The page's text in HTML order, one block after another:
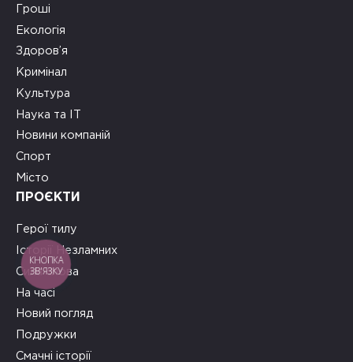
Гроші
Екологія
Здоров’я
Кримінал
Культура
Наука та ІТ
Новини компаній
Спорт
Місто
ПРОЄКТИ
Герої тилу
Історії Незламних
Сила слова
На часі
Новий погляд
Подружки
Смачні історії
КНОПКА
ЗВ'ЯЗКУ